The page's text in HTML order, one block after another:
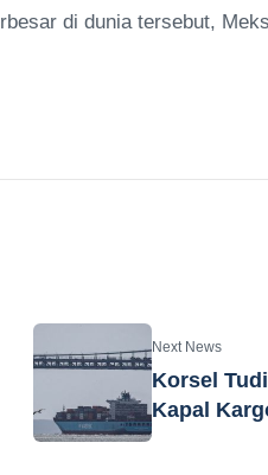
di dunia tersebut,
Next News
Korsel
Kapal